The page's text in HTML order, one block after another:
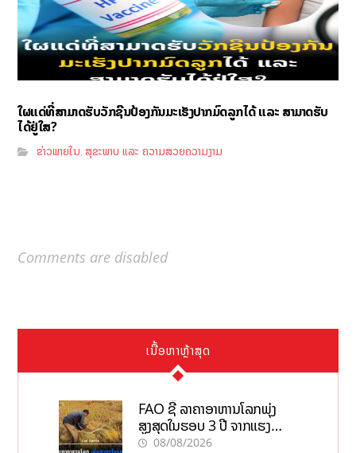
ໃຜແດ່ທີ່ສາມາດຮັບວັກຊີນປ້ອງກັນມະເຮັງປາກມົດລູກໄດ້ ແລະ ສາມາດຮັບ
ໄດ້ຢູ່ໃສ?
ຂ່າວພາຍໃນ,ສຸຂະພາບ ແລະ ຄວາມສວຍຄວາມງາມ
Comments are disabled
ເນື້ອຫາຫຼ້າສຸດ
FAO ຊີ້ ລາຄາອາຫານໂລກພຸ່ງ
ສູງສຸດໃນຮອບ 3 ປີ ຈາກແຮງ
ກົດດັນຂອງສົງຄາມ, El nino
08/08/2026